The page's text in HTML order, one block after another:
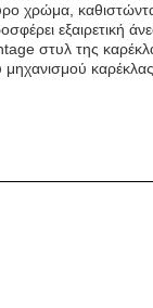
χρώμα,
εξαιρετική
στυλ της